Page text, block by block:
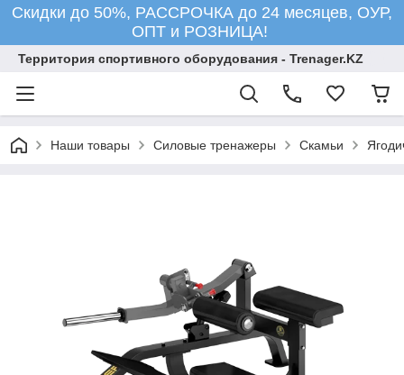
Скидки до 50%, РАССРОЧКА до 24 месяцев, ОУР,
ОПТ и РОЗНИЦА!
Территория спортивного оборудования - Trenager.KZ
Наши товары Силовые тренажеры Скамьи